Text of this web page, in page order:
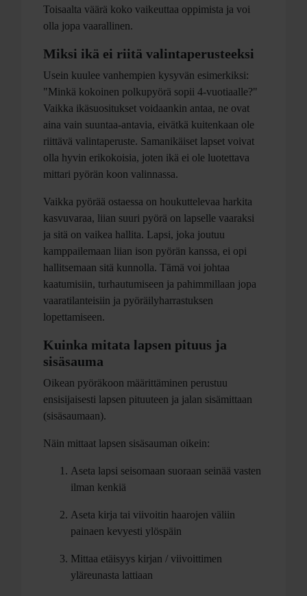
Toisaalta väärä koko vaikeuttaa oppimista ja voi
olla jopa vaarallinen.
Miksi ikä ei riitä valintaperusteeksi
Usein kuulee vanhempien kysyvän esimerkiksi:
"Minkä kokoinen polkupyörä sopii 4-vuotiaalle?"
Vaikka ikäsuositukset voidaankin antaa, ne ovat
aina vain suuntaa-antavia, eivätkä kuitenkaan ole
riittävä valintaperuste. Samanikäiset lapset voivat
olla hyvin erikokoisia, joten ikä ei ole luotettava
mittari pyörän koon valinnassa.
Vaikka pyörää ostaessa on houkuttelevaa harkita
kasvuvaraa, liian suuri pyörä on lapselle vaaraksi
ja sitä on vaikea hallita. Lapsi, joka joutuu
kamppailemaan liian ison pyörän kanssa, ei opi
hallitsemaan sitä kunnolla. Tämä voi johtaa
kaatumisiin, turhautumiseen ja pahimmillaan jopa
vaaratilanteisiin ja pyöräilyharrastuksen
lopettamiseen.
Kuinka mitata lapsen pituus ja
sisäsauma
Oikean pyöräkoon määrittäminen perustuu
ensisijaisesti lapsen pituuteen ja jalan sisämittaan
(sisäsaumaan).
Näin mittaat lapsen sisäsauman oikein:
Aseta lapsi seisomaan suoraan seinää vasten
ilman kenkiä
Aseta kirja tai viivoitin haarojen väliin
painaen kevyesti ylöspäin
Mittaa etäisyys kirjan / viivoittimen
yläreunasta lattiaan